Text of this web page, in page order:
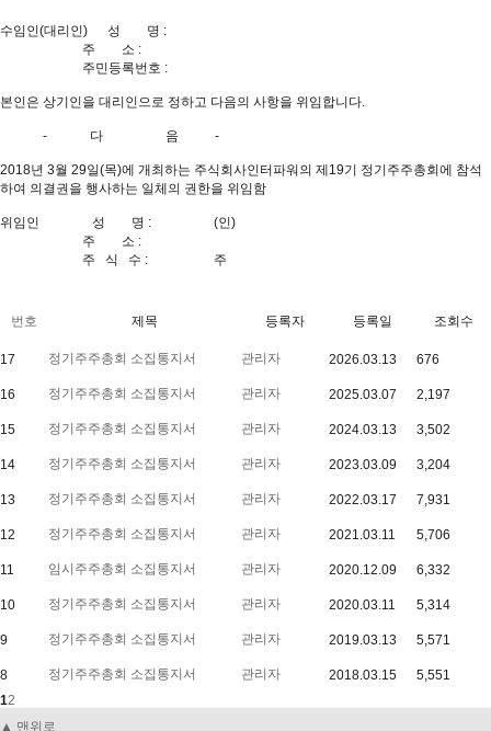
수임인(대리인) 성 명 :
주 소 :
주민등록번호 :
본인은 상기인을 대리인으로 정하고 다음의 사항을 위임합니다.
- 다 음 -
2018년 3월 29일(목)에 개최하는 주식회사인터파워의 제19기 정기주주총회에 참석
하여 의결권을 행사하는 일체의 권한을 위임함
위임인 성 명 : (인)
주 소 :
주 식 수 : 주
번호 제목 등록자 등록일 조회수
17 정기주주총회 소집통지서 관리자 2026.03.13 676
16 정기주주총회 소집통지서 관리자 2025.03.07 2,197
15 정기주주총회 소집통지서 관리자 2024.03.13 3,502
14 정기주주총회 소집통지서 관리자 2023.03.09 3,204
13 정기주주총회 소집통지서 관리자 2022.03.17 7,931
12 정기주주총회 소집통지서 관리자 2021.03.11 5,706
11 임시주주총회 소집통지서 관리자 2020.12.09 6,332
10 정기주주총회 소집통지서 관리자 2020.03.11 5,314
9 정기주주총회 소집통지서 관리자 2019.03.13 5,571
8 정기주주총회 소집통지서 관리자 2018.03.15
5,551
12
▲ 맨위로